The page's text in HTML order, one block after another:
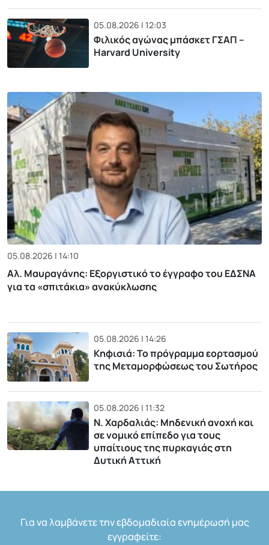
05.08.2026 | 12:03
Φιλικός αγώνας μπάσκετ ΓΣΑΠ –
Harvard University
05.08.2026 | 14:10
Αλ. Μαυραγάνης: Εξοργιστικό το έγγραφο του ΕΔΣΝΑ
για τα «σπιτάκια» ανακύκλωσης
05.08.2026 | 14:26
Κηφισιά: Το πρόγραμμα εορτασμού
της Μεταμορφώσεως του Σωτήρος
05.08.2026 | 11:32
Ν. Χαρδαλιάς: Μηδενική ανοχή και
σε νομικό επίπεδο για τους
υπαίτιους της πυρκαγιάς στη
Δυτική Αττική
Για να λαμβάνετε την εβδομαδιαία ενημέρωσή μας
εγγραφείτε: